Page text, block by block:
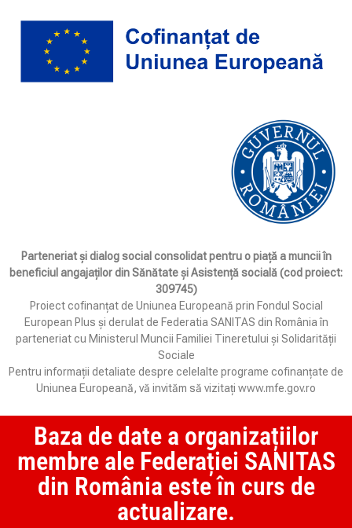
Parteneriat și dialog social consolidat pentru o piață a muncii în
beneficiul angajaților din Sănătate și Asistență socială (cod proiect:
309745)
Proiect cofinanțat de Uniunea Europeană prin Fondul Social
European Plus și derulat de Federatia SANITAS din România în
parteneriat cu Ministerul Muncii Familiei Tineretului și Solidarității
Sociale
Pentru informații detaliate despre celelalte programe cofinanțate de
Uniunea Europeană, vă invităm să vizitați www.mfe.gov.ro
Baza de date a organizațiilor
membre ale Federației SANITAS
din România este în curs de
actualizare.